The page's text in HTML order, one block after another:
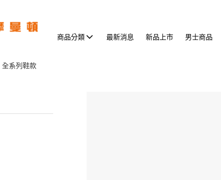
商品分類 最新消息 新品上市 男士商品
全系列鞋款